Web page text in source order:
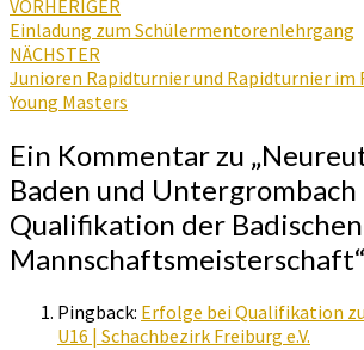
Beitragsnavigation
VORHERIGER
Einladung zum Schülermentorenlehrgang
NÄCHSTER
Junioren Rapidturnier und Rapidturnier im
Young Masters
Ein Kommentar zu „
Baden und
Qualifikation der Badischen
Mannschaftsmeisterschaft“
Pingback: Erfolge bei Qualifikation
U16 | Schachbezirk Freiburg e.V.